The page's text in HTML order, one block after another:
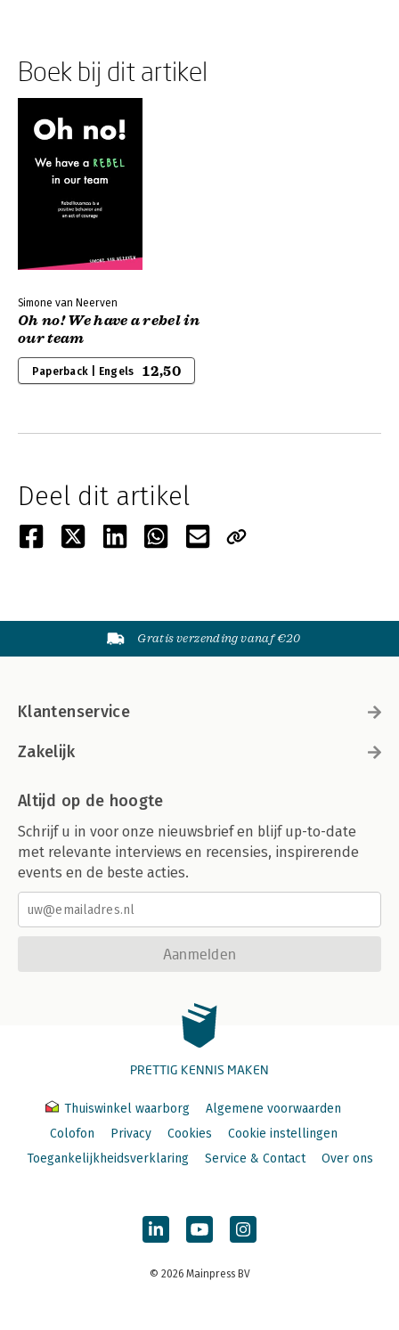
Boek bij dit artikel
Simone van Neerven
Oh no! We have a rebel in
our team
Paperback | Engels 12,50
Deel dit artikel
Gratis verzending vanaf €20
Klantenservice
Zakelijk
Altijd op de hoogte
Schrijf u in voor onze nieuwsbrief en blijf up-to-date
met relevante interviews en recensies, inspirerende
events en de beste acties.
Aanmelden
PRETTIG KENNIS MAKEN
Thuiswinkel waarborg
Algemene voorwaarden
Colofon
Privacy Cookies
Cookie instellingen
Toegankelijkheidsverklaring
Service & Contact Over ons
© 2026 Mainpress BV